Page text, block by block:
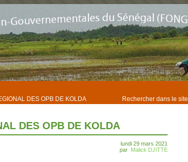
Rechercher dans le site
DES OPB DE KOLDA
DES OPB DE KOLDA
lundi 29 mars 2021
par Malick DJITTE